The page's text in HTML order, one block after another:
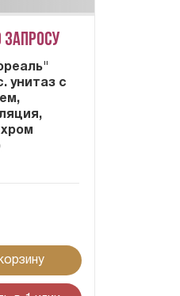
запросу
унитаз с